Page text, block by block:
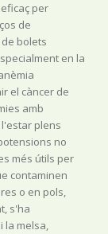
per
de
bolets
en la
el càncer de
amb
plens
no
més útils per
contaminen
o en pols,
s'ha
la melsa,